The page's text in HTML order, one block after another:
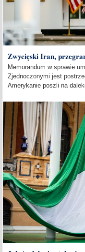
Zwycięski Iran,
Memorandum w sprawie
Zjednoczonymi jest
Amerykanie poszli na